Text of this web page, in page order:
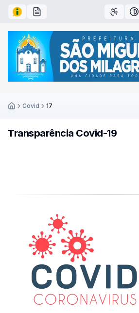
Acesso à Informação
Carta de Serviços
Covid 17
Transparência Covid-19